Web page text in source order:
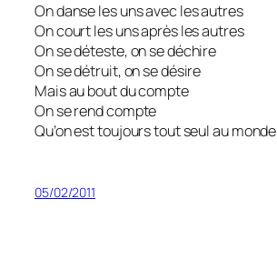
On danse les uns avec les autres
On court les uns après les autres
On se déteste, on se déchire
On se détruit, on se désire
Mais au bout du compte
On se rend compte
Qu’on est toujours tout seul au monde
05/02/2011